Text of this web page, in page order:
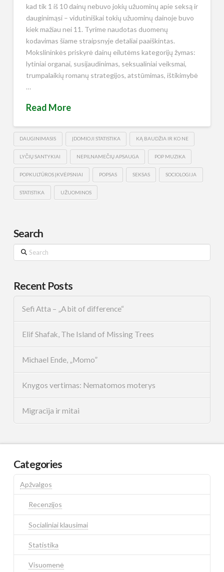
kad tik 1 iš 10 dainų nebuvo jokių užuominų apie seksą ir
dauginimąsi – vidutiniškai tokių užuominų dainoje buvo
kiek mažiau nei 11. Tyrime naudotas duomenų
kodavimas šiame straipsnyje detaliai paaiškintas.
Mokslininkės priskyrė dainų eilutėms kategorijų žymas:
lytiniai organai, susijaudinimas, seksualiniai veiksmai,
trumpalaikių romanų strategijos, atstūmimas, ištikimybė
…
Read More
DAUGINIMASIS ĮDOMIOJI STATISTIKA KĄ BAUDŽIA IR KO NE
LYČIŲ SANTYKIAI NEPILNAMEČIŲ APSAUGA POP MUZIKA
POPKULTŪROS ĮKVĖPSNIAI POPSAS SEKSAS SOCIOLOGIJA
STATISTIKA UŽUOMINOS
Search
Search
Recent Posts
Sefi Atta – „A bit of difference“
Elif Shafak, The Island of Missing Trees
Michael Ende, „Momo”
Knygos vertimas: Nematomos moterys
Migracija ir mitai
Categories
Apžvalgos
Recenzijos
Socialiniai klausimai
Statistika
Visuomenė